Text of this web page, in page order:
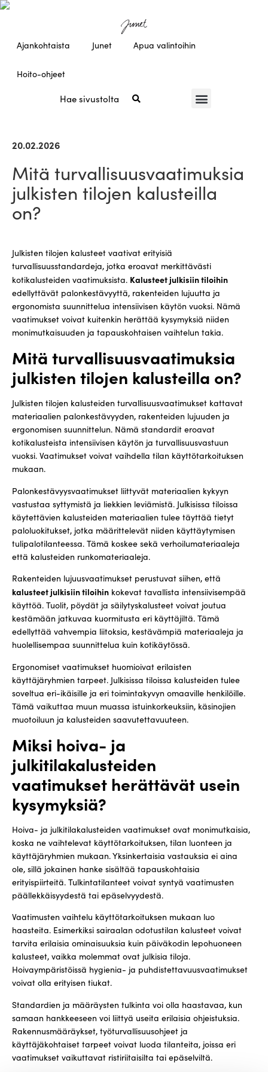
Ajankohtaista Junet Apua valintoihin
Hoito-ohjeet
20.02.2026
Mitä turvallisuusvaatimuksia
julkisten tilojen kalusteilla
on?
Julkisten tilojen kalusteet vaativat erityisiä
turvallisuusstandardeja, jotka eroavat merkittävästi
kotikalusteiden vaatimuksista. Kalusteet julkisiin tiloihin
edellyttävät palonkestävyyttä, rakenteiden lujuutta ja
ergonomista suunnittelua intensiivisen käytön vuoksi. Nämä
vaatimukset voivat kuitenkin herättää kysymyksiä niiden
monimutkaisuuden ja tapauskohtaisen vaihtelun takia.
Mitä turvallisuusvaatimuksia
julkisten tilojen kalusteilla on?
Julkisten tilojen kalusteiden turvallisuusvaatimukset kattavat
materiaalien palonkestävyyden, rakenteiden lujuuden ja
ergonomisen suunnittelun. Nämä standardit eroavat
kotikalusteista intensiivisen käytön ja turvallisuusvastuun
vuoksi. Vaatimukset voivat vaihdella tilan käyttötarkoituksen
mukaan.
Palonkestävyysvaatimukset liittyvät materiaalien kykyyn
vastustaa syttymistä ja liekkien leviämistä. Julkisissa tiloissa
käytettävien kalusteiden materiaalien tulee täyttää tietyt
paloluokitukset, jotka määrittelevät niiden käyttäytymisen
tulipalotilanteessa. Tämä koskee sekä verhoilumateriaaleja
että kalusteiden runkomateriaaleja.
Rakenteiden lujuusvaatimukset perustuvat siihen, että
kalusteet julkisiin tiloihin kokevat tavallista intensiivisempää
käyttöä. Tuolit, pöydät ja säilytyskalusteet voivat joutua
kestämään jatkuvaa kuormitusta eri käyttäjiltä. Tämä
edellyttää vahvempia liitoksia, kestävämpiä materiaaleja ja
huolellisempaa suunnittelua kuin kotikäytössä.
Ergonomiset vaatimukset huomioivat erilaisten
käyttäjäryhmien tarpeet. Julkisissa tiloissa kalusteiden tulee
soveltua eri-ikäisille ja eri toimintakyvyn omaaville henkilöille.
Tämä vaikuttaa muun muassa istuinkorkeuksiin, käsinojien
muotoiluun ja kalusteiden saavutettavuuteen.
Miksi hoiva- ja
julkitilakalusteiden
vaatimukset herättävät usein
kysymyksiä?
Hoiva- ja julkitilakalusteiden vaatimukset ovat monimutkaisia,
koska ne vaihtelevat käyttötarkoituksen, tilan luonteen ja
käyttäjäryhmien mukaan. Yksinkertaisia vastauksia ei aina
ole, sillä jokainen hanke sisältää tapauskohtaisia
erityispiirteitä. Tulkintatilanteet voivat syntyä vaatimusten
päällekkäisyydestä tai epäselvyydestä.
Vaatimusten vaihtelu käyttötarkoituksen mukaan luo
haasteita. Esimerkiksi sairaalan odotustilan kalusteet voivat
tarvita erilaisia ominaisuuksia kuin päiväkodin lepohuoneen
kalusteet, vaikka molemmat ovat julkisia tiloja.
Hoivaympäristöissä hygienia- ja puhdistettavuusvaatimukset
voivat olla erityisen tiukat.
Standardien ja määräysten tulkinta voi olla haastavaa, kun
samaan hankkeeseen voi liittyä useita erilaisia ohjeistuksia.
Rakennusmääräykset, työturvallisuusohjeet ja
käyttäjäkohtaiset tarpeet voivat luoda tilanteita, joissa eri
vaatimukset vaikuttavat ristiriitaisilta tai epäselviltä.